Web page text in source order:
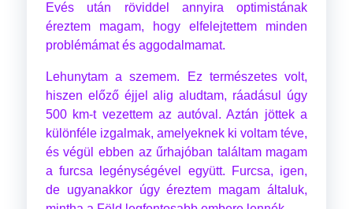
Evés után röviddel annyira optimistának
éreztem magam, hogy elfelejtettem minden
problémámat és aggodalmamat.
Lehunytam a szemem. Ez természetes volt,
hiszen előző éjjel alig aludtam, ráadásul úgy
500 km-t vezettem az autóval. Aztán jöttek a
különféle izgalmak, amelyeknek ki voltam téve,
és végül ebben az űrhajóban találtam magam
a furcsa legénységével együtt. Furcsa, igen,
de ugyanakkor úgy éreztem magam általuk,